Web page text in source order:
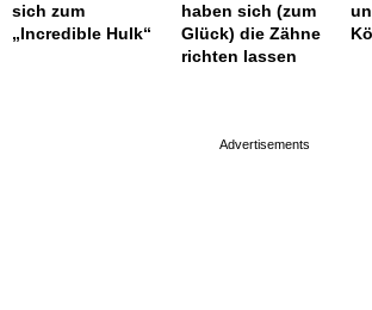
sich zum
„Incredible Hulk“
haben sich (zum
Glück) die Zähne
richten lassen